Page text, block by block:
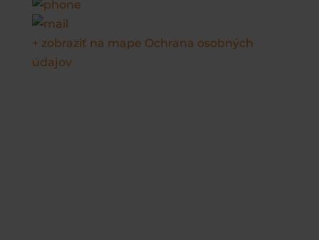
+ zobraziť na mape Ochrana osobných
údajov